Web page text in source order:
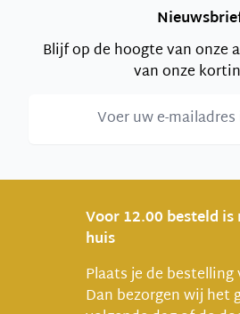
Blijf op de hoogte van onze
van onze
Voor 12.00 besteld
huis
Plaats je de bestelling
Dan bezorgen wij het